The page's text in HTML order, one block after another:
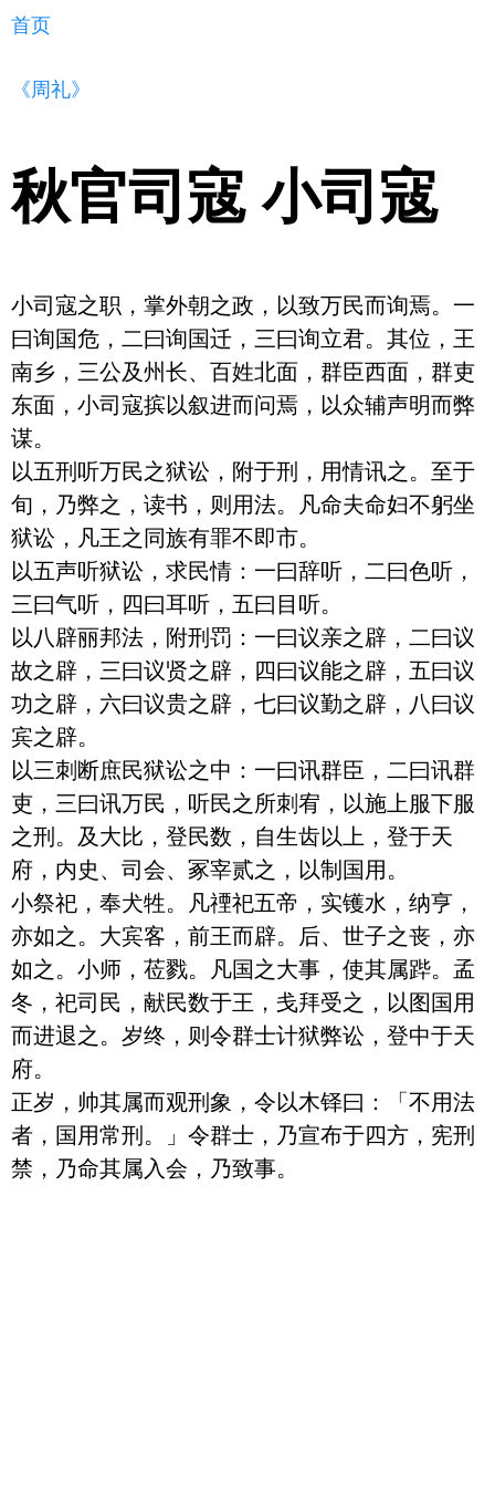
首页
《周礼》
秋官司寇 小司寇
小司寇之职，掌外朝之政，以致万民而询焉。一
曰询国危，二曰询国迁，三曰询立君。其位，王
南乡，三公及州长、百姓北面，群臣西面，群吏
东面，小司寇摈以叙进而问焉，以众辅声明而弊
谋。
以五刑听万民之狱讼，附于刑，用情讯之。至于
旬，乃弊之，读书，则用法。凡命夫命妇不躬坐
狱讼，凡王之同族有罪不即市。
以五声听狱讼，求民情：一曰辞听，二曰色听，
三曰气听，四曰耳听，五曰目听。
以八辟丽邦法，附刑罚：一曰议亲之辟，二曰议
故之辟，三曰议贤之辟，四曰议能之辟，五曰议
功之辟，六曰议贵之辟，七曰议勤之辟，八曰议
宾之辟。
以三刺断庶民狱讼之中：一曰讯群臣，二曰讯群
吏，三曰讯万民，听民之所刺宥，以施上服下服
之刑。及大比，登民数，自生齿以上，登于天
府，内史、司会、冢宰贰之，以制国用。
小祭祀，奉犬牲。凡禋祀五帝，实镬水，纳亨，
亦如之。大宾客，前王而辟。后、世子之丧，亦
如之。小师，莅戮。凡国之大事，使其属跸。孟
冬，祀司民，献民数于王，戋拜受之，以图国用
而进退之。岁终，则令群士计狱弊讼，登中于天
府。
正岁，帅其属而观刑象，令以木铎曰：「不用法
者，国用常刑。」令群士，乃宣布于四方，宪刑